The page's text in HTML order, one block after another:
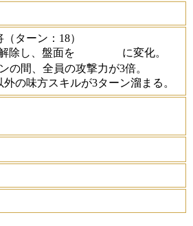
（ターン：18）
除し、盤面を
に変化。
の間、全員の攻撃力が3倍。
外の味方スキルが3ターン溜まる。